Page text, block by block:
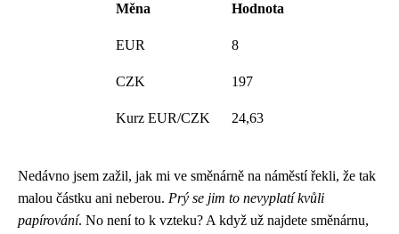
Měna Hodnota
EUR 8
CZK 197
Kurz EUR/CZK 24,63
Nedávno jsem zažil, jak mi ve směnárně na náměstí řekli, že tak
malou částku ani neberou. Prý se jim to nevyplatí kvůli
papírování. No není to k vzteku? A když už najdete směnárnu,